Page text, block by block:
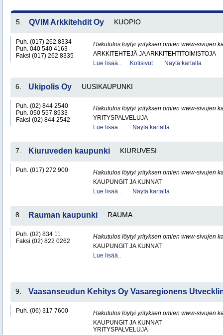
5. QVIM Arkkitehdit Oy KUOPIO
Puh. (017) 262 8334
Puh. 040 540 4163
Faksi (017) 262 8335
Hakutulos löytyi yrityksen omien www-sivujen
ARKKITEHTEJÄ JA ARKKITEHTITOIMISTOJA
Lue lisää..
Kotisivut Näytä kartalla
6. Ukipolis Oy UUSIKAUPUNKI
Puh. (02) 844 2540
Puh. 050 557 8933
Faksi (02) 844 2542
Hakutulos löytyi yrityksen omien www-sivujen
YRITYSPALVELUJA
Lue lisää..
Näytä kartalla
7. Kiuruveden kaupunki KIURUVESI
Puh. (017) 272 900
Hakutulos löytyi yrityksen omien www-sivujen
KAUPUNGIT JA KUNNAT
Lue lisää..
Näytä kartalla
8. Rauman kaupunki RAUMA
Puh. (02) 834 11
Faksi (02) 822 0262
Hakutulos löytyi yrityksen omien www-sivujen
KAUPUNGIT JA KUNNAT
Lue lisää..
9. Vaasanseudun Kehitys Oy Vasaregionens
Puh. (06) 317 7600
Hakutulos löytyi yrityksen omien www-sivujen
KAUPUNGIT JA KUNNAT
YRITYSPALVELUJA